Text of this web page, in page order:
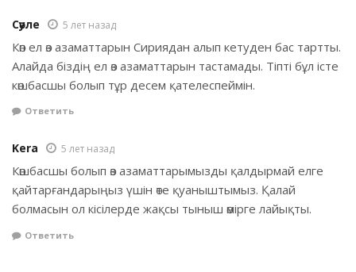
Сәуле 5 лет назад
Көп ел өз азаматтарын Сириядан алып кетуден бас тартты.
Алайда біздің ел өз азаматтарын тастамады. Тіпті бұл істе
көшбасшы болып тұр десем қателеспеймін.
Ответить
Kera 5 лет назад
Көшбасшы болып өз азаматтарымызды қалдырмай елге
қайтарғандарыңыз үшін өте қуаныштымыз. Қалай
болмасын ол кісілерде жақсы тыныш өмірге лайықты.
Ответить